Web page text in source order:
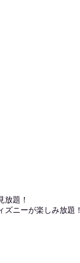
放題！
ニーが楽しみ放題！